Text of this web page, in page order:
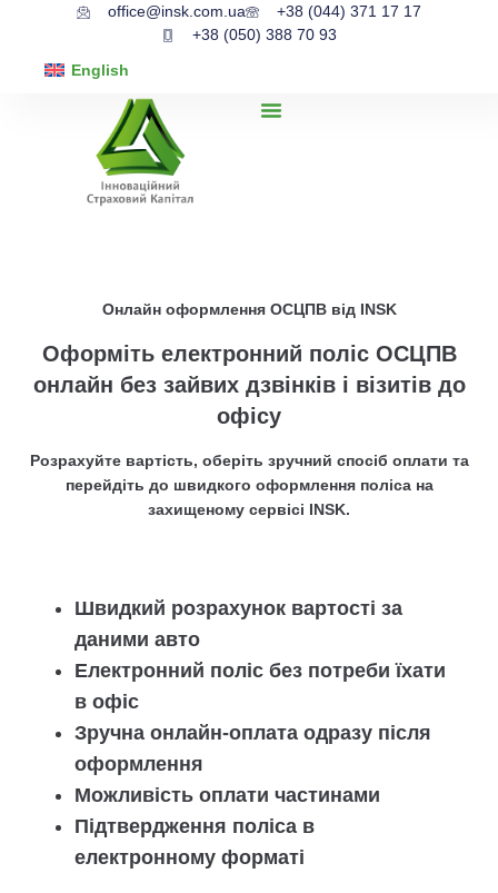
office@insk.com.ua
+38 (044) 371 17 17
+38 (050) 388 70 93
English
Онлайн оформлення ОСЦПВ від INSK
Оформіть електронний поліс ОСЦПВ
онлайн без зайвих дзвінків і візитів до
офісу
Розрахуйте вартість, оберіть зручний спосіб оплати та
перейдіть до швидкого оформлення поліса на
захищеному сервісі INSK.
Швидкий розрахунок вартості за
даними авто
Електронний поліс без потреби їхати
в офіс
Зручна онлайн-оплата одразу після
оформлення
Можливість оплати частинами
Підтвердження поліса в
електронному форматі